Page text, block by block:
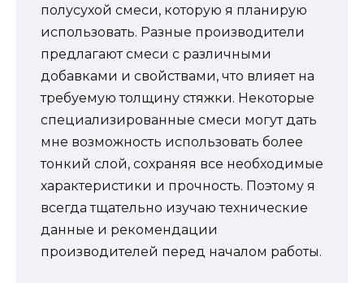
полусухой смеси, которую я планирую
использовать. Разные производители
предлагают смеси с различными
добавками и свойствами, что влияет на
требуемую толщину стяжки. Некоторые
специализированные смеси могут дать
мне возможность использовать более
тонкий слой, сохраняя все необходимые
характеристики и прочность. Поэтому я
всегда тщательно изучаю технические
данные и рекомендации
производителей перед началом работы.